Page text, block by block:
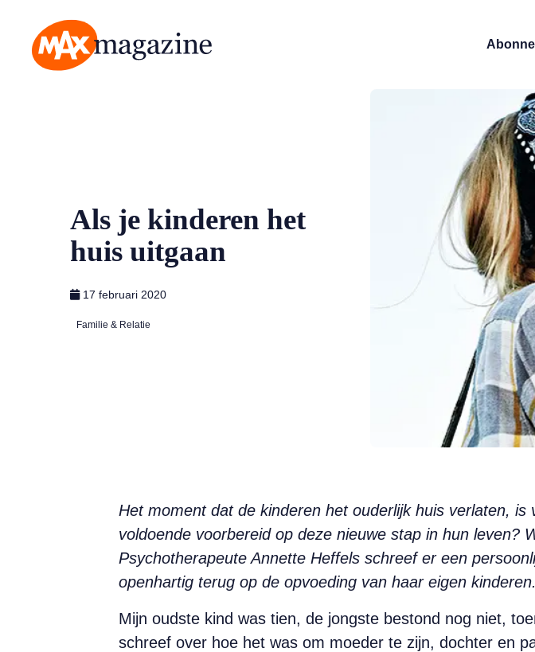
Als je kinderen het
huis uitgaan
17 februari 2020
Familie & Relatie
Het moment dat de kinderen het ouderlijk huis verlaten,
voldoende voorbereid op deze nieuwe stap in hun leven?
Psychotherapeute Annette Heffels schreef er een
openhartig terug op de opvoeding van haar eigen kinderen.
Mijn oudste kind was tien, de jongste bestond nog niet,
schreef over hoe het was om moeder te zijn, dochter en